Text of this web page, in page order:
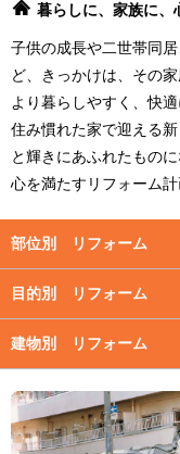
暮らしに、家族に
子供の成長や二世帯同
ど、きっかけは、その
より暮らしやすく、快適
住み慣れた家で迎える
と輝きにあふれたものに
心を満たすリフォーム
部位別 リフォーム
目的別 リフォーム
建物別 リフォーム